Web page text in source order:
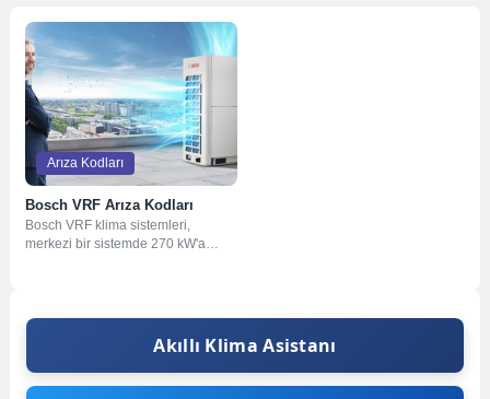
Arıza Kodları
Bosch VRF Arıza Kodları
Bosch VRF klima sistemleri,
merkezi bir sistemde 270 kW'a
Akıllı Klima Asistanı